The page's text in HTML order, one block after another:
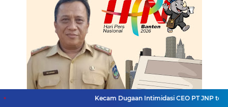
Kecam Dugaan Intimidasi CEO PT JNP terhadap